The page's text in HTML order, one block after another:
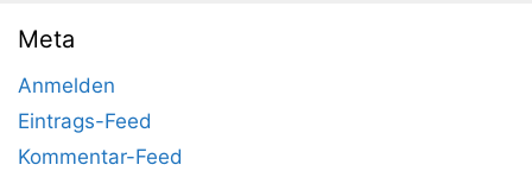
Meta
Anmelden
Eintrags-Feed
Kommentar-Feed